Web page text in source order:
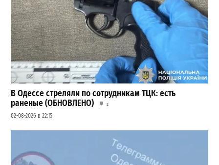
В Одессе стреляли по сотрудникам ТЦК: есть
раненые (ОБНОВЛЕНО)
2
02-08-2026 в 22:15